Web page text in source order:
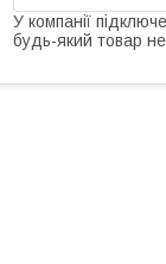
У компанії
будь-який товар